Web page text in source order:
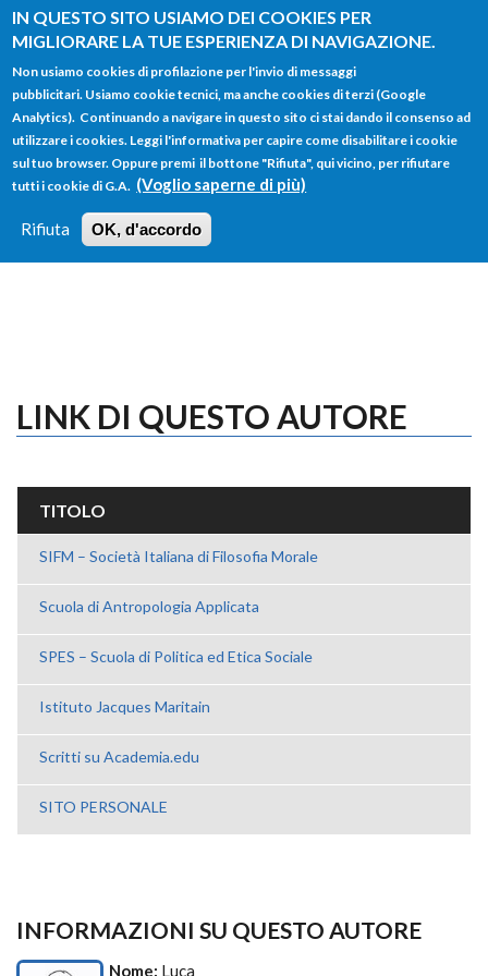
IN QUESTO SITO USIAMO DEI COOKIES PER
MIGLIORARE LA TUE ESPERIENZA DI NAVIGAZIONE.
Non usiamo cookies di profilazione per l'invio di messaggi
pubblicitari. Usiamo cookie tecnici, ma anche cookies di terzi (Google
Analytics). Continuando a navigare in questo sito ci stai dando il consenso ad
utilizzare i cookies. Leggi l'informativa per capire come disabilitare i cookie
sul tuo browser. Oppure premi il bottone "Rifiuta", qui vicino, per rifiutare
tutti i cookie di G.A. (Voglio saperne di più)
Rifiuta OK, d'accordo
Salta al contenuto principale
FORM
DI
RICERCA
Main menu
HOME TUTTI I PROFILI
LOGIN
LINK DI QUESTO AUTORE
TITOLO
SIFM – Società Italiana di Filosofia Morale
Scuola di Antropologia Applicata
SPES – Scuola di Politica ed Etica Sociale
Istituto Jacques Maritain
Scritti su Academia.edu
SITO PERSONALE
INFORMAZIONI SU QUESTO AUTORE
Nome: Luca